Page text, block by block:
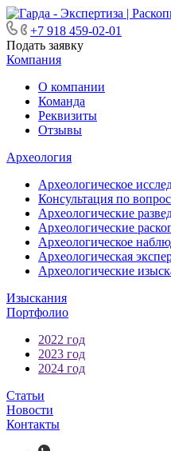
+7 918 459-02-01
Подать заявку
Компания
О компании
Команда
Реквизиты
Отзывы
Археология
Археологическое
Консультация по
Археологические
Археологические
Археологическое
Археологическая
Археологические
Изыскания
Портфолио
2022 год
2023 год
2024 год
Статьи
Новости
Контакты